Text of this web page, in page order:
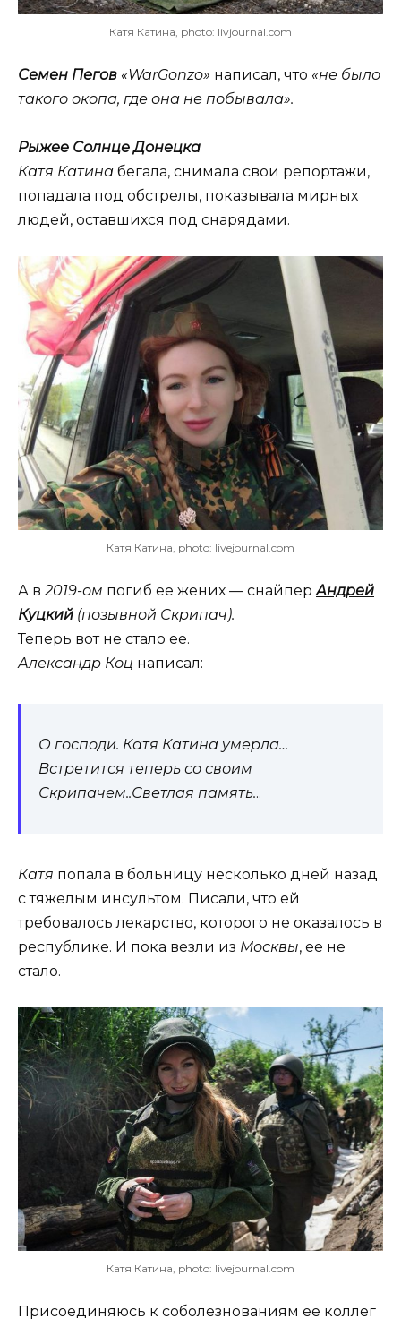
Катя Катина, photo: livjournal.com
Семен Пегов «WarGonzo» написал, что «не было
такого окопа, где она не побывала».
Рыжее Солнце Донецка
Катя Катина бегала, снимала свои репортажи,
попадала под обстрелы, показывала мирных
людей, оставшихся под снарядами.
Катя Катина, photo: livejournal.com
А в2019-ом погиб ее жених — снайперАндрей
Куцкий (позывной Скрипач).
Теперь вот не стало ее.
Александр Коц написал:
О господи. Катя Катина умерла…
Встретится теперь со своим
Скрипачем..Светлая память...
Катя попала в больницу несколько дней назад
с тяжелым инсультом. Писали, что ей
требовалось лекарство, которого не оказалось в
республике. И пока везли из Москвы, ее не
стало.
Катя Катина, photo: livejournal.com
Присоединяюсь к соболезнованиям ее коллег